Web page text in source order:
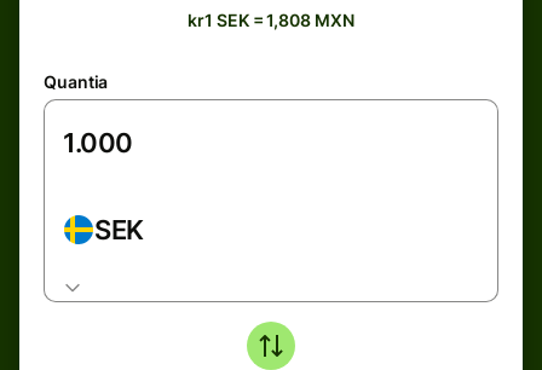
kr1 SEK = 1,808 MXN
Quantia
SEK